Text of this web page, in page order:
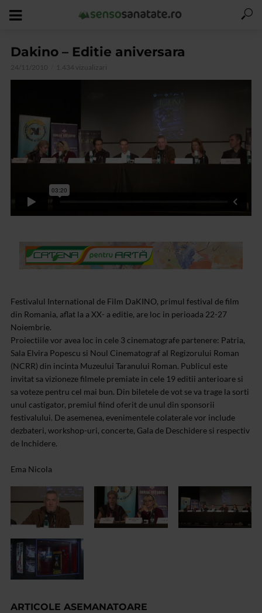
Dakino – Editie aniversara
24/11/2010 1.434 vizualizari
Festivalul International de Film DaKINO, primul festival de film
din Romania, aflat la a XX- a editie, are loc in perioada 22-27
Noiembrie.
Proiectiile vor avea loc in cele 3 cinematografe partenere: Patria,
Sala Elvira Popescu si Noul Cinematograf al Regizorului Roman
(NCRR) din incinta Muzeului Taranului Roman. Publicul este
invitat sa vizioneze filmele premiate in cele 19 editii anterioare si
sa voteze pentru cel mai bun. Din biletele de vot se va trage la sorti
unul castigator, premiul fiind oferit de unul din sponsorii
festivalului. De asemenea, evenimentele colaterale vor include
dezbateri, workshop-uri, concerte, Gala de Deschidere si respectiv
de Inchidere.
Ema Nicola
ARTICOLE ASEMANATOARE